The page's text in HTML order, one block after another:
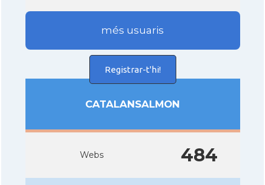
més usuaris
Registrar-t'hi!
CATALANSALMON
Webs 484